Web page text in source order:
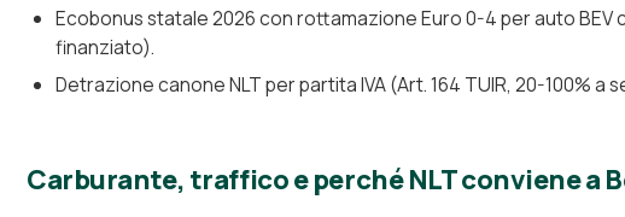
Ecobonus statale 2026 con rottamazione Euro 0-4 per auto BEV
finanziato).
Detrazione canone NLT per partita IVA (Art. 164 TUIR, 20-100%
Carburante, traffico e perché NLT conviene a